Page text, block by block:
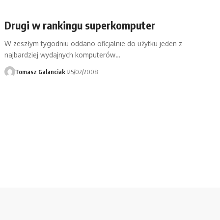
Drugi w rankingu superkomputer
W zeszłym tygodniu oddano oficjalnie do użytku jeden z
najbardziej wydajnych komputerów…
Tomasz Galanciak 25/02/2008